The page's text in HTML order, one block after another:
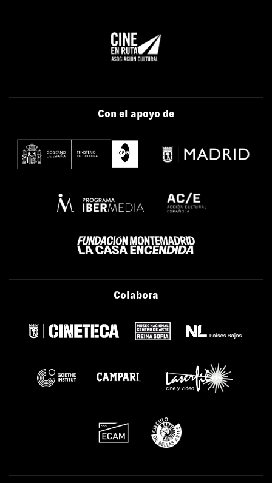
Con el apoyo de
Colabora